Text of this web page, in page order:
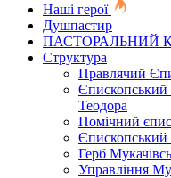
Наші герої
Душпастир
ПАСТОРАЛЬНИЙ
Структура
Правлячий
Єпископський
Теодора
Помічний
Єпископський
Герб
Управління